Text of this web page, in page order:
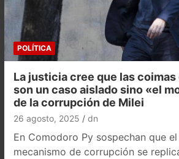
POLÍTICA
La justicia cree que las coimas
son un caso aislado sino «el
de la corrupción de Milei
26 agosto, 2025 dn
En Comodoro Py sospechan que
mecanismo de corrupción se